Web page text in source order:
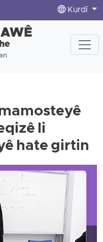
Kurdî
li
hate girtin